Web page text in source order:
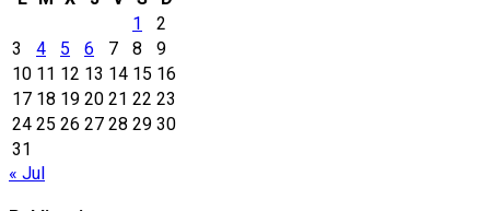
1
2
3
4 5 6 7 8
9
10 11 12 13 14 15 16
17 18 19 20 21 22 23
24 25 26 27 28 29 30
31
« Jul